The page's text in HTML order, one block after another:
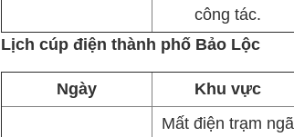
công tác.
Lịch cúp điện thành phố Bảo Lộc
Ngày Khu vực
Mất điện trạm ngã